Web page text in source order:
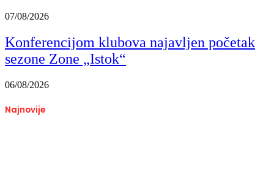
07/08/2026
Konferencijom klubova najavljen početak
sezone Zone „Istok“
06/08/2026
Najnovije